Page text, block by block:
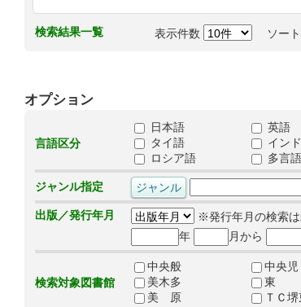
検索結果一覧 表示件数 ソー
オプション
言語区分
日本語 英語
タイ語
イン
ロシア語
多言語
ジャンル指定
出版／発行年月
※発行年月の検索は
年
月から
検索対象図書館
中央般 中央児
美木多
東
美 原
ＴＣ堺